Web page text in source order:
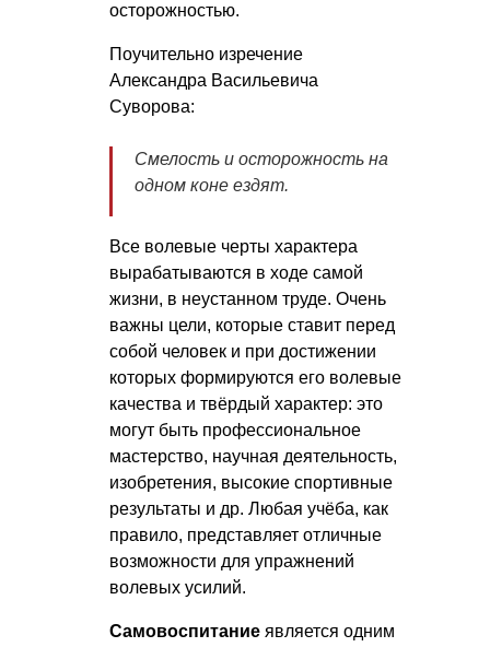
осторожностью.
Поучительно изречение
Александра Васильевича
Суворова:
Смелость и осторожность на
одном коне ездят.
Все волевые черты характера
вырабатываются в ходе самой
жизни, в неустанном труде. Очень
важны цели, которые ставит перед
собой человек и при достижении
которых формируются его волевые
качества и твёрдый характер: это
могут быть профессиональное
мастерство, научная деятельность,
изобретения, высокие спортивные
результаты и др. Любая учёба, как
правило, представляет отличные
возможности для упражнений
волевых усилий.
Самовоспитание является одним